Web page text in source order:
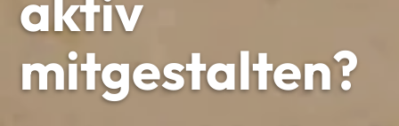
mitgestalten?